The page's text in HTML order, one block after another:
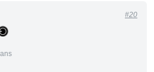
#20